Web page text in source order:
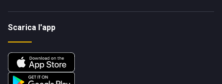
Scarica l'app